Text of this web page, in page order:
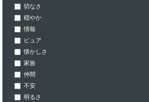
切なさ
穏やか
情報
ピュア
懐かしさ
家族
仲間
不安
明るさ